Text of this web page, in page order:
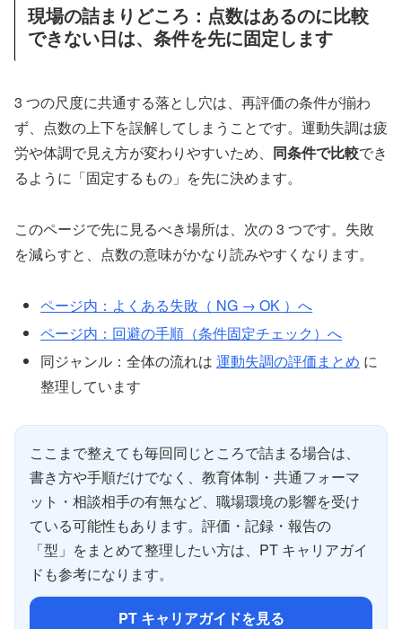
現場の詰まりどころ：点数はあるのに比較
できない日は、条件を先に固定します
3 つの尺度に共通する落とし穴は、再評価の条件が揃わ
ず、点数の上下を誤解してしまうことです。運動失調は疲
労や体調で見え方が変わりやすいため、 同条件で比較でき
るように「固定するもの」を先に決めます。
このページで先に見るべき場所は、次の 3 つです。失敗
を減らすと、点数の意味がかなり読みやすくなります。
ページ内：よくある失敗（ NG → OK ）へ
ページ内：回避の手順（条件固定チェック）へ
同ジャンル：全体の流れは運動失調の評価まとめ に
整理しています
ここまで整えても毎回同じところで詰まる場合は、
書き方や手順だけでなく、教育体制・共通フォーマ
ット・相談相手の有無など、職場環境の影響を受け
ている可能性もあります。評価・記録・報告の
「型」をまとめて整理したい方は、PT キャリアガイ
ドも参考になります。
PT キャリアガイドを見る